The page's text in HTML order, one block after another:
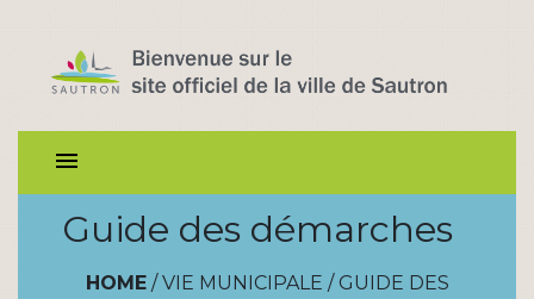
menu
Guide des démarches
HOME/ VIE MUNICIPALE / GUIDE DES